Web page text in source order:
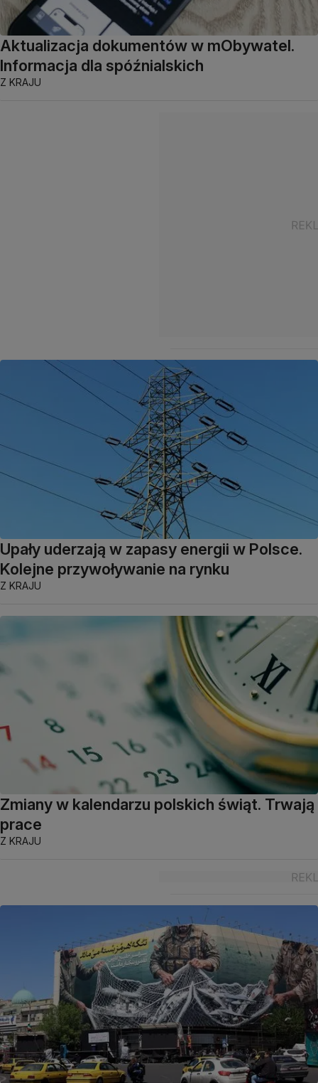
Aktualizacja dokumentów w mObywatel.
Informacja dla spóźnialskich
Z KRAJU
Upały uderzają w zapasy energii w Polsce.
Kolejne przywoływanie na rynku
Z KRAJU
Zmiany w kalendarzu polskich świąt. Trwają
prace
Z KRAJU